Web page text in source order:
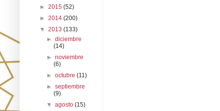
► 2015 (52)
► 2014 (200)
▼ 2013 (133)
►diciembre
(14)
►noviembre
(6)
►octubre(11)
►septiembre
(9)
▼agosto(15)